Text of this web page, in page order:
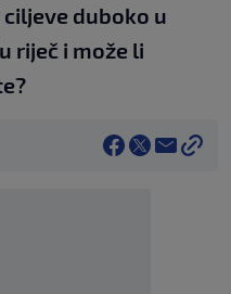
duboko u
riječ i može li